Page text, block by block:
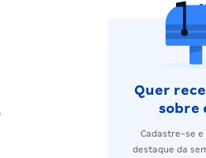
Quer
sobre
Cadastre-se e
destaque da